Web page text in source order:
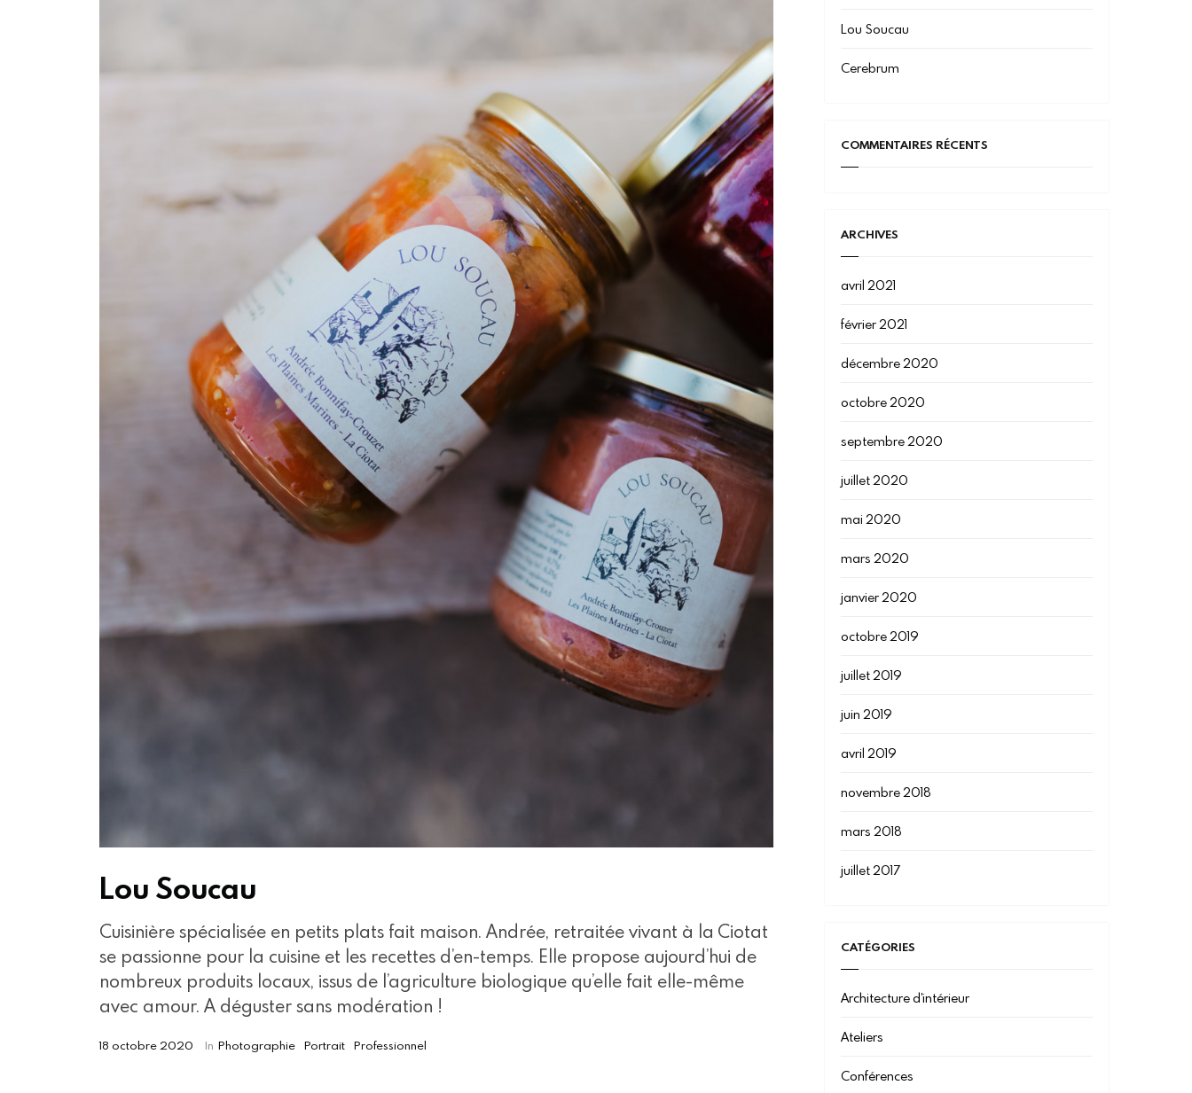
Lou Soucau
Cuisinière spécialisée en petits plats fait maison. Andrée, retraitée vivant à la Ciotat
se passionne pour la cuisine et les recettes d’en-temps. Elle propose aujourd’hui de
nombreux produits locaux, issus de l’agriculture biologique qu’elle fait elle-même
avec amour. A déguster sans modération !
18 octobre 2020 In Photographie Portrait Professionnel
Lou Soucau
Cerebrum
COMMENTAIRES RÉCENTS
ARCHIVES
avril 2021
février 2021
décembre 2020
octobre 2020
septembre 2020
juillet 2020
mai 2020
mars 2020
janvier 2020
octobre 2019
juillet 2019
juin 2019
avril 2019
novembre 2018
mars 2018
juillet 2017
CATÉGORIES
Architecture d'intérieur
Ateliers
Conférences